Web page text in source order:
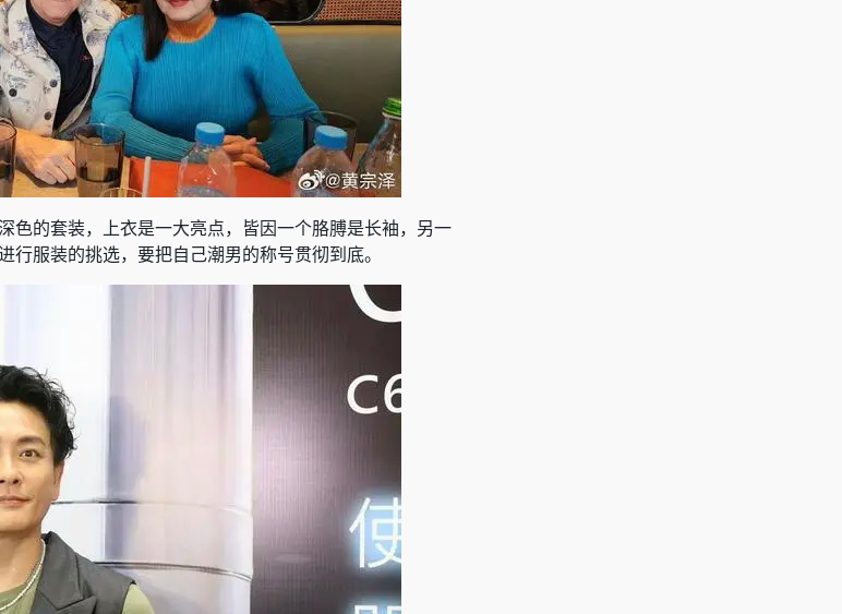
色的套装，上衣是一大亮点，皆因一个胳膊是长袖，另一
服装的挑选，要把自己潮男的称号贯彻到底。